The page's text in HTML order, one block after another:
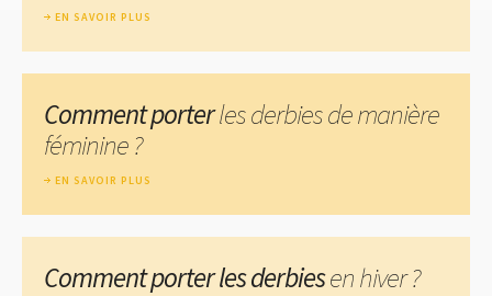
EN SAVOIR PLUS
Comment porterles derbies de manière
féminine ?
EN SAVOIR PLUS
Comment porter les derbiesen hiver ?